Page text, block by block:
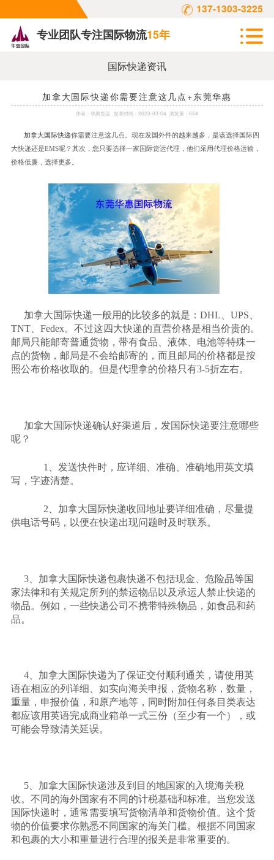
137-1303-3225
专业团队专注国际物流15年
国际快递资讯
加拿大国际快递你需要注意这几点+东莞华惠
作者： 华惠货运 发表时间： 2023-03-04 浏览量：654
加拿大国际快递你需要注意这几点。现在发国外件的越来越多，是该选择国际四
大快递还是EMS呢？其次，您只要选择一家国际货运代理，他们采用代理价格运输，
价格低廉，选择更多。
加拿大国际快递一般用的比较多的就是：DHL、UPS、
TNT、Fedex。不过这四大快递的直营价格是相当价贵的。
邮局只能邮寄普通货物，带有食品、液体、电池等特殊一
点的货物，邮局是不会给邮寄的，而且邮局的价格都是按
照公布价格收取的。但是代理拿的价格只有3-5折左右。
加拿大国际快递确认好渠道后，发国际快递要注意哪些
呢？
1、发送快件时，应详细、准确、准确地用英文填
写，字迹清楚。
2、加拿大国际快递收回地址要详细准确，尽量提
供电话号码，以便在快递出现问题时及时联系。
3、加拿大国际快递包裹快递不包括现金、危险品等国
家法律和有关规定所列的禁运物品以及承运人禁止快递的
物品。例如，一些快递公司不携带特殊物品，如食品和药
品。
4、加拿大国际快递为了保证交付顺利通关，请使用英
语在相应的列详细、如实向海关申报，货物名称，数量，
重量，申报价值，和原产地等，同时附加任何条目类表达
都应该用英语完成商业箱单一式三份（至少有一个），或
可能会导致清关延误。
5、加拿大国际快递涉及到目的地国家的入境海关税
收。不同的海外国家有不同的计税基础和标准。当您发送
国际快递时，通常需要填写货物清单和货物价值。这个货
物的价值要求你熟悉不同国家的海关门槛。根据不同国家
和包裹的大小和重量进行合理的报关是非常重要的。